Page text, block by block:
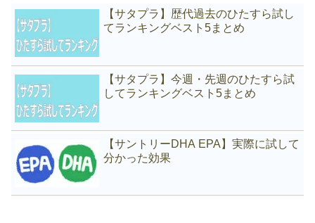
【サタプラ】歴代過去のひたすら試し
てランキングベスト5まとめ
【サタプラ】今週・先週のひたすら試
してランキングベスト5まとめ
【サントリーDHA EPA】実際に試して
分かった効果